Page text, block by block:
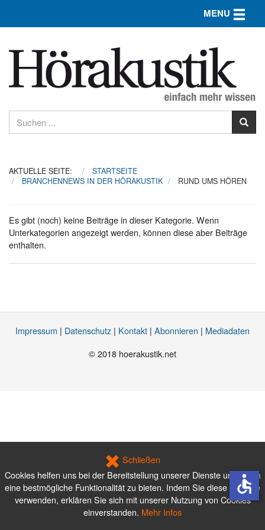
MENU Toggle
AKTUELLE SEITE:
STARTSEITE
BRANCHENNEWS IN DER HÖRAKUSTIK
RUND UMS HÖREN
Es gibt (noch) keine Beiträge in dieser Kategorie. Wenn
Unterkategorien angezeigt werden, können diese aber Beiträge
enthalten.
Impressum | Datenschutz | Kontakt | Abonnieren | Mediadaten
© 2018 hoerakustik.net
Schließen
Cookies helfen uns bei der Bereitstellung unserer Dienste und Ihnen
eine bestmögliche Funktionalität zu bieten. Indem Sie diese Website
verwenden, erklären Sie sich mit unserer Nutzung von Cookies
einverstanden. Mehr Infos
accessible